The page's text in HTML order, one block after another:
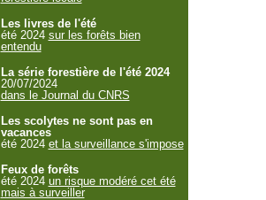
Les livres de l'été
été 2024 sur les forêts bien
entendu
La série forestière de l'été 2024
20/07/2024
dans le Journal du CNRS
Les scolytes ne sont pas en
vacances
été 2024 et la surveillance s'impose
Feux de forêts
été 2024 un risque modéré cet été
mais à surveiller